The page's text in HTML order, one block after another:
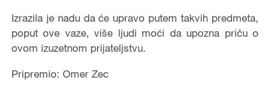
Izrazila je nadu da će upravo putem takvih predmeta,
poput ove vaze, više ljudi moći da upozna priču o
ovom izuzetnom prijateljstvu.
Pripremio: Omer Zec